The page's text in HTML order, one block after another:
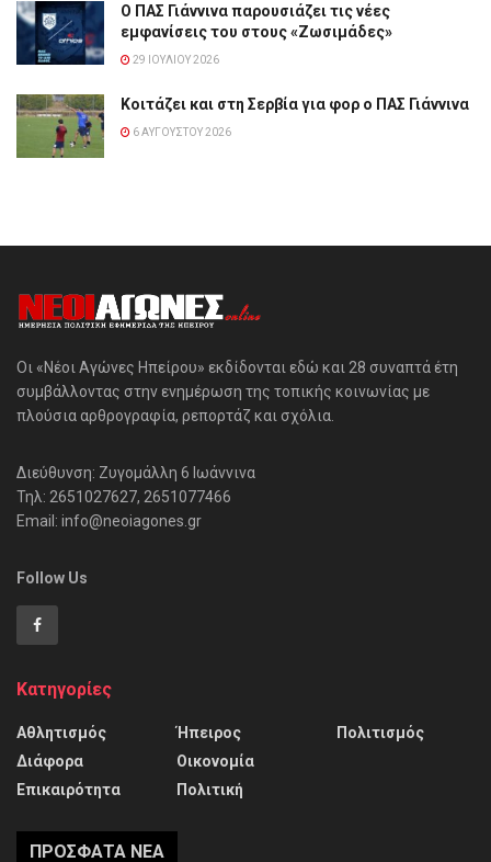
Ο ΠΑΣ Γιάννινα παρουσιάζει τις νέες
εμφανίσεις του στους «Ζωσιμάδες»
29 ΙΟΥΛΊΟΥ 2026
Κοιτάζει και στη Σερβία για φορ ο ΠΑΣ Γιάννινα
6 ΑΥΓΟΎΣΤΟΥ 2026
Οι «Νέοι Αγώνες Ηπείρου» εκδίδονται εδώ και 28 συναπτά έτη
συμβάλλοντας στην ενημέρωση της τοπικής κοινωνίας με
πλούσια αρθρογραφία, ρεπορτάζ και σχόλια.
Διεύθυνση: Ζυγομάλλη 6 Ιωάννινα
Τηλ: 2651027627, 2651077466
Email: info@neoiagones.gr
Follow Us
Κατηγορίες
Αθλητισμός
Διάφορα
Επικαιρότητα
Ήπειρος
Οικονομία
Πολιτική
Πολιτισμός
ΠΡΌΣΦΑΤΑ ΝΈΑ